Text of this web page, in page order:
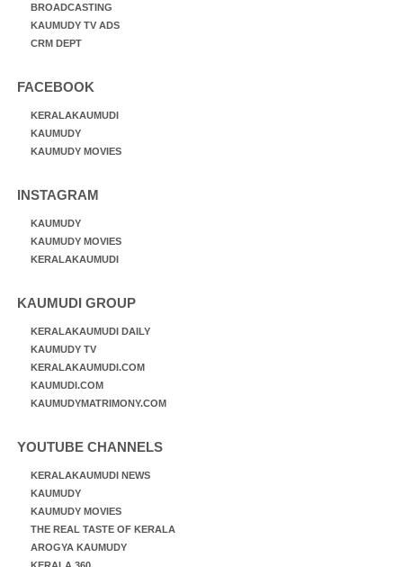
BROADCASTING
KAUMUDY TV ADS
CRM DEPT
FACEBOOK
KERALAKAUMUDI
KAUMUDY
KAUMUDY MOVIES
INSTAGRAM
KAUMUDY
KAUMUDY MOVIES
KERALAKAUMUDI
KAUMUDI GROUP
KERALAKAUMUDI DAILY
KAUMUDY TV
KERALAKAUMUDI.COM
KAUMUDI.COM
KAUMUDYMATRIMONY.COM
YOUTUBE CHANNELS
KERALAKAUMUDI NEWS
KAUMUDY
KAUMUDY MOVIES
THE REAL TASTE OF KERALA
AROGYA KAUMUDY